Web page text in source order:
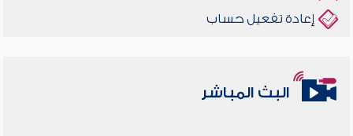
إعادة تفعيل حساب
البث المباشر